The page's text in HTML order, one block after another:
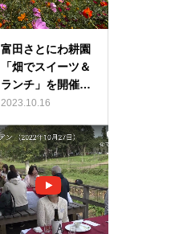
富田さとにわ耕園
「畑でスイーツ＆
ランチ」を開催…
2023.10.16